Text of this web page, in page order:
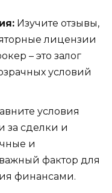
Изучите отзывы,
лицензии
– это залог
условий
условия
за сделки и
и
фактор для
финансами.